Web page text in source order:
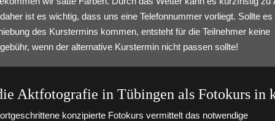
ist es wichtig, dass uns eine Telefonnummer vorliegt. Sollte es
des Kurstermins kommen, entsteht für die Teilnehmer keine
wenn der alternative Kurstermin nicht passen sollte!
Aktfotografie in Tübingen als Fotokurs in
konzipierte Fotokurs vermittelt das notwendige